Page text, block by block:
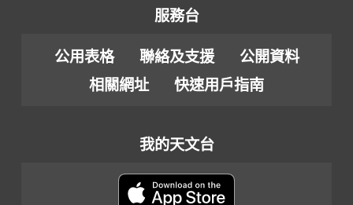
服務台
公用表格 聯絡及支援
公開資料
相關網址
快速用戶指南
我的天文台